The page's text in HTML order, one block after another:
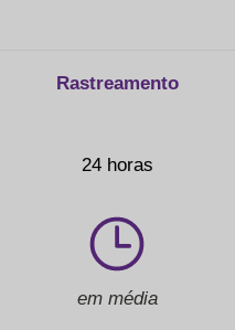
Rastreamento
24 horas
em média